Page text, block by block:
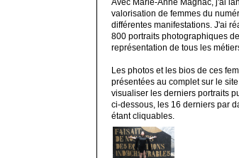
Avec Marie-Anne Magnac, j'ai
valorisation de femmes du
différentes manifestations. J'ai
800 portraits photographiques
représentation de tous les
Les photos et les bios de ces
présentées au complet sur le site
visualiser les derniers portraits
ci-dessous, les 16 derniers par
étant cliquables.